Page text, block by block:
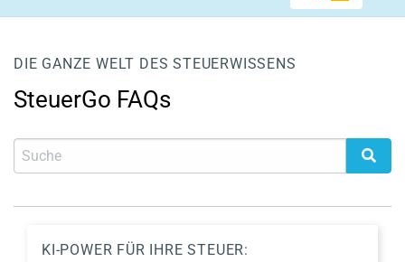
DIE GANZE WELT DES STEUERWISSENS
SteuerGo FAQs
KI-POWER FÜR IHRE STEUER: